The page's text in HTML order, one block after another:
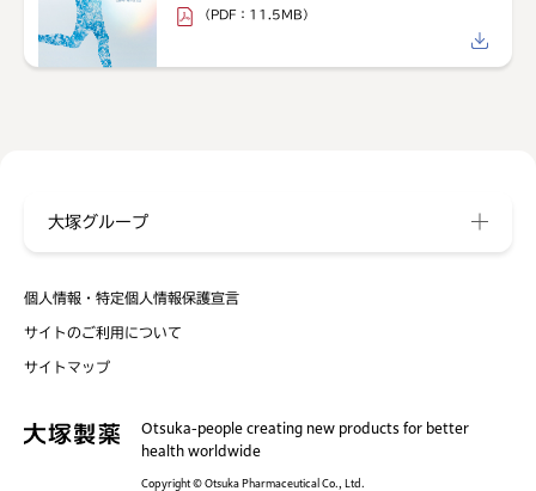
（PDF：11.5MB）
個人情報・特定個人情報保護宣言
サイトのご利用について
サイトマップ
大塚グループ
Otsuka-people creating new products for better
health worldwide
Copyright © Otsuka Pharmaceutical Co., Ltd.